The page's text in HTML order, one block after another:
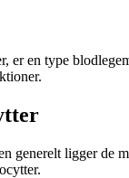
er en type
generelt ligger de